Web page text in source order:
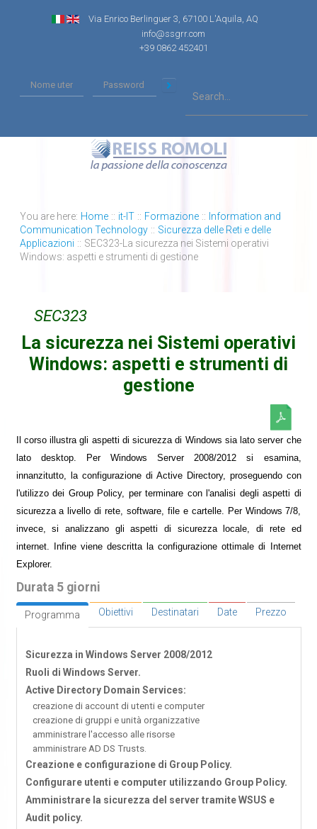
Via Enrico Berlinguer 3, 67100 L'Aquila, AQ
info@ssgrr.com
+39 0862 452401
You are here: Home :: it-IT :: Formazione :: Information and
Communication Technology :: Sicurezza delle Reti e delle
Applicazioni :: SEC323-La sicurezza nei Sistemi operativi
Windows: aspetti e strumenti di gestione
SEC323
La sicurezza nei Sistemi operativi
Windows: aspetti e strumenti di
gestione
Il corso illustra gli aspetti di sicurezza di Windows sia lato server che
lato desktop. Per Windows Server 2008/2012 si esamina,
innanzitutto, la configurazione di Active Directory, proseguendo con
l'utilizzo dei Group Policy, per terminare con l'analisi degli aspetti di
sicurezza a livello di rete, software, file e cartelle. Per Windows 7/8,
invece, si analizzano gli aspetti di sicurezza locale, di rete ed
internet. Infine viene descritta la configurazione ottimale di Internet
Explorer.
Durata 5 giorni
Programma Obiettivi Destinatari Date Prezzo
Sicurezza in Windows Server 2008/2012
Ruoli di Windows Server.
Active Directory Domain Services:
creazione di account di utenti e computer
creazione di gruppi e unità organizzative
amministrare l'accesso alle risorse
amministrare AD DS Trusts.
Creazione e configurazione di Group Policy.
Configurare utenti e computer utilizzando Group Policy.
Amministrare la sicurezza del server tramite WSUS e
Audit policy.